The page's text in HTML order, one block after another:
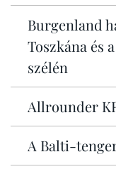
Burgenland
Toszkána és
szélén
Allrounder
A Balti-